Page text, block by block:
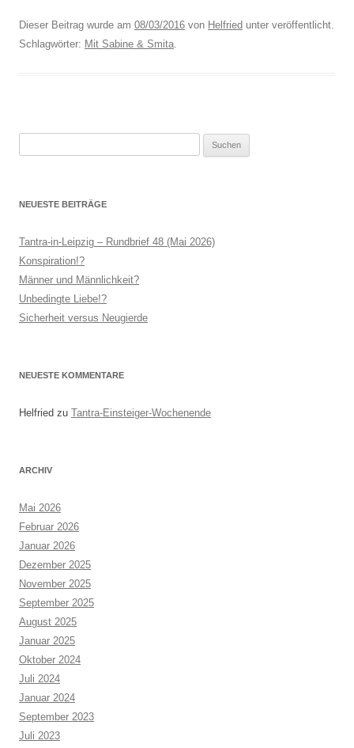
Dieser Beitrag wurde am 08/03/2016 von Helfried unter veröffentlicht.
Schlagwörter: Mit Sabine & Smita.
NEUESTE BEITRÄGE
Tantra-in-Leipzig – Rundbrief 48 (Mai 2026)
Konspiration!?
Männer und Männlichkeit?
Unbedingte Liebe!?
Sicherheit versus Neugierde
NEUESTE KOMMENTARE
Helfried zu Tantra-Einsteiger-Wochenende
ARCHIV
Mai 2026
Februar 2026
Januar 2026
Dezember 2025
November 2025
September 2025
August 2025
Januar 2025
Oktober 2024
Juli 2024
Januar 2024
September 2023
Juli 2023